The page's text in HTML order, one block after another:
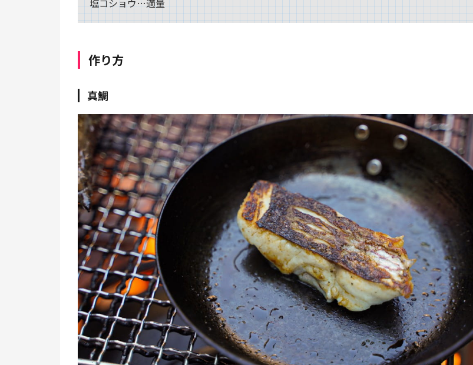
塩コショウ…適量
作り方
真鯛